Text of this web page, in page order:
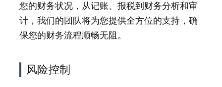
您的财务状况，从记账、报税到财务分析和审
计，我们的团队将为您提供全方位的支持，确
保您的财务流程顺畅无阻。
风险控制